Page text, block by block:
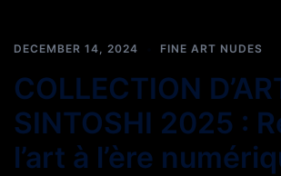
DECEMBER 14, 2024 FINE ART NUDES
COLLECTION
SINTOSHI 2025 :
l’art à l’ère